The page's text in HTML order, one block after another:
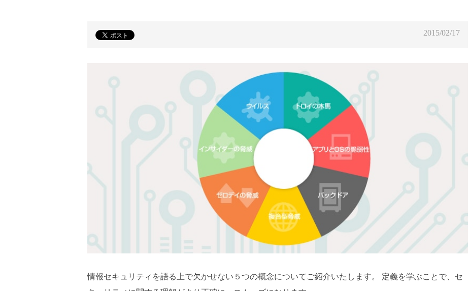
2015/02/17
情報セキュリティを語る上で欠かせない５つの概念についてご紹介いたします。 定義を学ぶことで、セ